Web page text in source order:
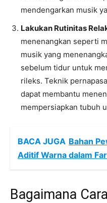
mendengarkan musik
Lakukan Rutinitas
menenangkan seperti
musik yang
sebelum tidur untuk
rileks. Teknik
dapat membantu
mempersiapkan tubuh
BACA JUGA Bahan
Aditif Warna dalam
Bagaimana